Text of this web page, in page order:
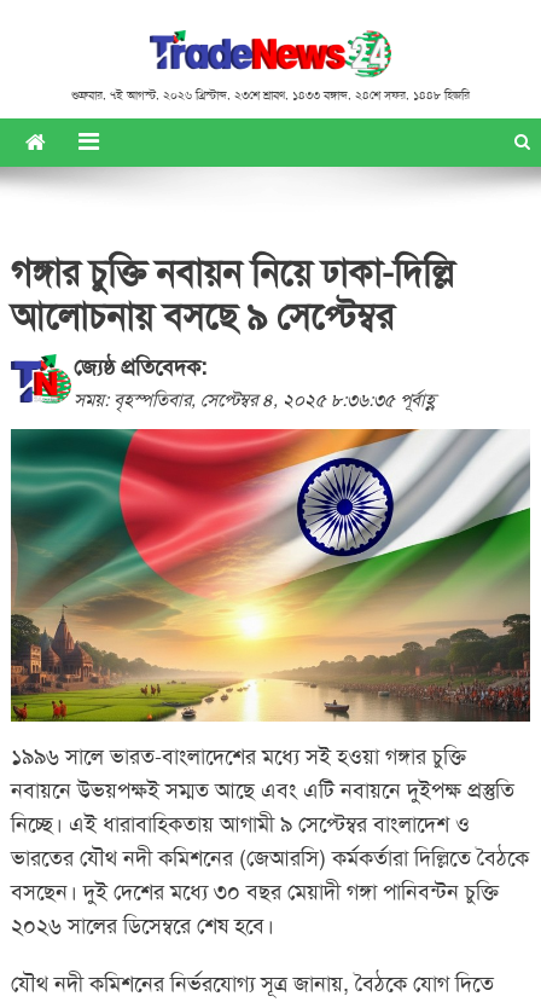
শুক্রবার, ৭ই আগস্ট, ২০২৬ খ্রিস্টাব্দ, ২৩শে শ্রাবণ, ১৪৩৩ বঙ্গাব্দ, ২৪শে সফর, ১৪৪৮ হিজরি
গঙ্গার চুক্তি নবায়ন নিয়ে ঢাকা-দিল্লি
আলোচনায় বসছে ৯ সেপ্টেম্বর
জ্যেষ্ঠ প্রতিবেদক:
সময়: বৃহস্পতিবার, সেপ্টেম্বর ৪, ২০২৫ ৮:৩৬:৩৫ পূর্বাহ্ণ
১৯৯৬ সালে ভারত-বাংলাদেশের মধ্যে সই হওয়া গঙ্গার চুক্তি
নবায়নে উভয়পক্ষই সম্মত আছে এবং এটি নবায়নে দুইপক্ষ প্রস্তুতি
নিচ্ছে। এই ধারাবাহিকতায় আগামী ৯ সেপ্টেম্বর বাংলাদেশ ও
ভারতের যৌথ নদী কমিশনের (জেআরসি) কর্মকর্তারা দিল্লিতে বৈঠকে
বসছেন। দুই দেশের মধ্যে ৩০ বছর মেয়াদী গঙ্গা পানিবন্টন চুক্তি
২০২৬ সালের ডিসেম্বরে শেষ হবে।
যৌথ নদী কমিশনের নির্ভরযোগ্য সূত্র জানায়, বৈঠকে যোগ দিতে